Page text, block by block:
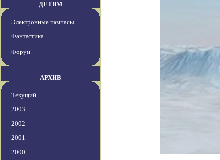
ДЕТЯМ
Электронные пампасы
Фантастика
Форум
АРХИВ
Текущий
2003
2002
2001
2000